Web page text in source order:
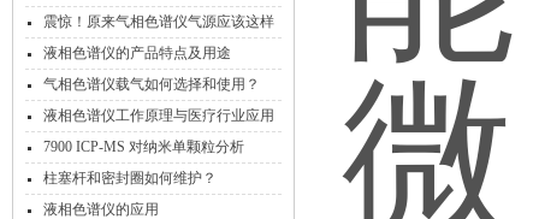
震惊！原来气相色谱仪气源应该这样
选择！
液相色谱仪的产品特点及用途
气相色谱仪载气如何选择和使用？
液相色谱仪工作原理与医疗行业应用
7900 ICP-MS 对纳米单颗粒分析
柱塞杆和密封圈如何维护？
液相色谱仪的应用